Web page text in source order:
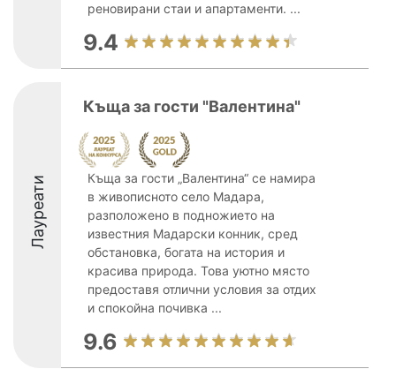
реновирани стаи и апартаменти. ...
9.4
Лауреати
Къща за гости "Валентина"
Къща за гости „Валентина“ се намира
в живописното село Мадара,
разположено в подножието на
известния Мадарски конник, сред
обстановка, богата на история и
красива природа. Това уютно място
предоставя отлични условия за отдих
и спокойна почивка ...
9.6